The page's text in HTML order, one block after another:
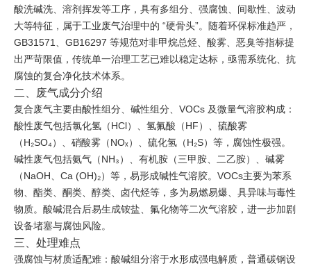
酸洗碱洗、溶剂挥发等工序，具有多组分、强腐蚀、间歇性、波动
大等特征，属于工业废气治理中的 “硬骨头”。随着环保标准趋严，
GB31571、GB16297 等规范对非甲烷总烃、酸雾、恶臭等指标提
出严苛限值，传统单一治理工艺已难以稳定达标，亟需系统化、抗
腐蚀的复合净化技术体系。
二、废气成分介绍
复合废气主要由酸性组分、碱性组分、VOCs 及微量气溶胶构成：
酸性废气包括氯化氢（HCl）、氢氟酸（HF）、硫酸雾
（H₂SO₄）、硝酸雾（NOₓ）、硫化氢（H₂S）等，腐蚀性极强。
碱性废气包括氨气（NH₃）、有机胺（三甲胺、二乙胺）、碱雾
（NaOH、Ca (OH)₂）等，易形成碱性气溶胶。VOCs主要为苯系
物、酯类、酮类、醇类、卤代烃等，多为易燃易爆、具异味与毒性
物质。酸碱混合后易生成铵盐、氟化物等二次气溶胶，进一步加剧
设备堵塞与腐蚀风险。
三、处理难点
强腐蚀与材质适配难：酸碱组分溶于水形成强电解质，普通碳钢设